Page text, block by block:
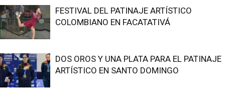
FESTIVAL DEL PATINAJE ARTÍSTICO
COLOMBIANO EN FACATATIVÁ
DOS OROS Y UNA PLATA PARA EL PATINAJE
ARTÍSTICO EN SANTO DOMINGO